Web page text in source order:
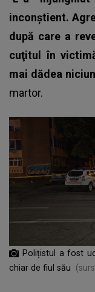
inconştient.
după care a
cuţitul în
mai dădea
martor.
Polițistul a fost
chiar de fiul său